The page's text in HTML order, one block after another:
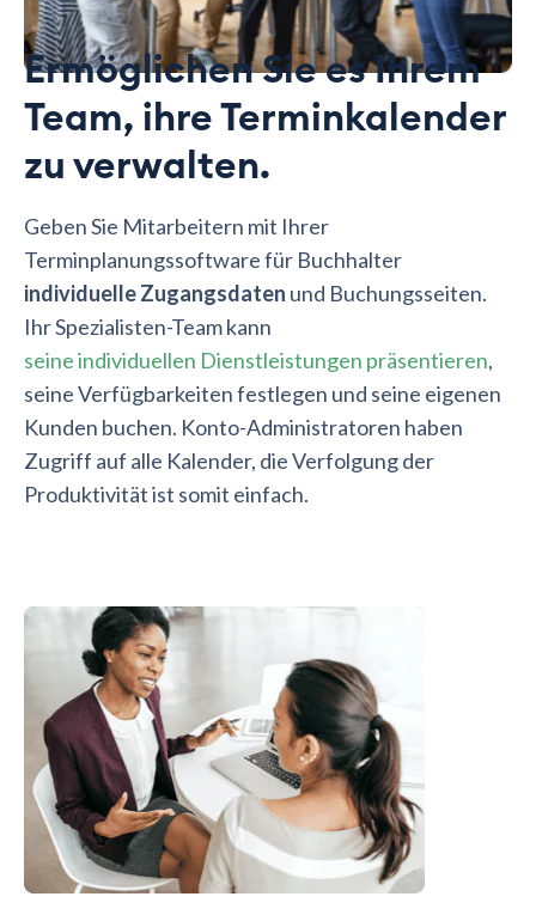
Ermöglichen Sie es Ihrem
Team, ihre Terminkalender
zu verwalten.
Geben Sie Mitarbeitern mit Ihrer
Terminplanungssoftware für Buchhalter
individuelle Zugangsdaten und Buchungsseiten.
Ihr Spezialisten-Team kann
seine individuellen Dienstleistungen präsentieren,
seine Verfügbarkeiten festlegen und seine eigenen
Kunden buchen. Konto-Administratoren haben
Zugriff auf alle Kalender, die Verfolgung der
Produktivität ist somit einfach.